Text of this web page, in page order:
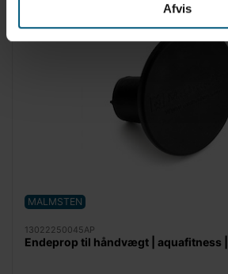
Afvis
MALMSTEN
13022250045AP
Endeprop til håndvægt | aquafitness |